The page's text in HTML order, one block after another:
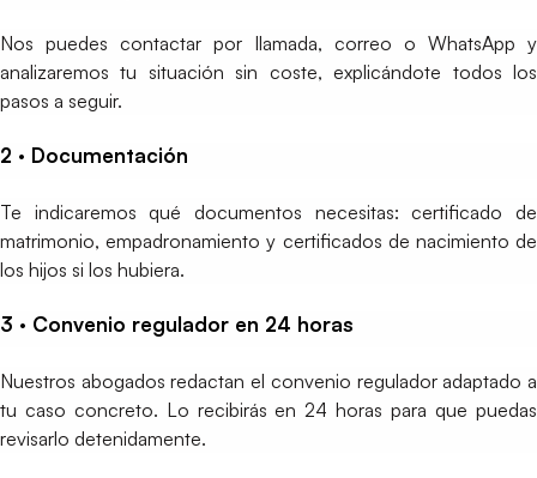
Nos puedes contactar por llamada, correo o WhatsApp y
analizaremos tu situación sin coste, explicándote todos los
pasos a seguir.
2 · Documentación
Te indicaremos qué documentos necesitas: certificado de
matrimonio, empadronamiento y certificados de nacimiento de
los hijos si los hubiera.
3 · Convenio regulador en 24 horas
Nuestros abogados redactan el convenio regulador adaptado a
tu caso concreto. Lo recibirás en 24 horas para que puedas
revisarlo detenidamente.